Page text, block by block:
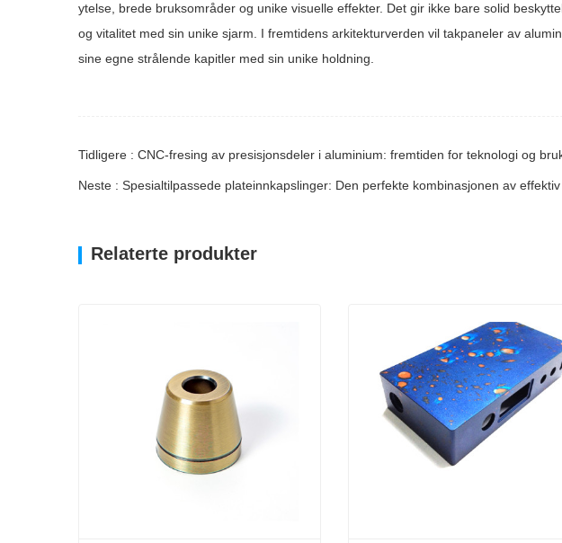
ytelse, brede bruksområder og unike visuelle effekter. Det gir ikke bare solid
og vitalitet med sin unike sjarm. I fremtidens arkitekturverden vil takpaneler av
sine egne strålende kapitler med sin unike holdning.
Tidligere : CNC-fresing av presisjonsdeler i aluminium: fremtiden for teknologi og
Neste : Spesialtilpassede plateinnkapslinger: Den perfekte kombinasjonen av
Relaterte produkter